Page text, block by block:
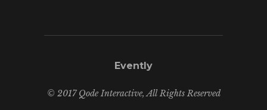
Evently
© 2017 Qode Interactive, All Rights Reserved